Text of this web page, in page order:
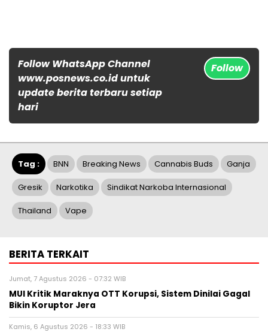
Follow WhatsApp Channel
www.posnews.co.id untuk
update berita terbaru setiap
hari
Follow
Tag : BNN Breaking News Cannabis Buds Ganja
Gresik Narkotika Sindikat Narkoba Internasional
Thailand Vape
BERITA TERKAIT
Jumat, 7 Agustus 2026 - 07:32 WIB
MUI Kritik Maraknya OTT Korupsi, Sistem Dinilai Gagal
Bikin Koruptor Jera
Kamis, 6 Agustus 2026 - 18:33 WIB